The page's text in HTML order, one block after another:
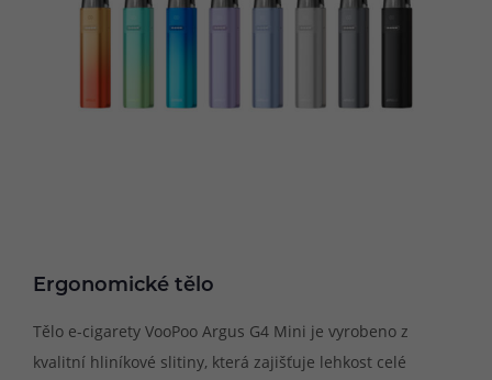
Ergonomické tělo
Tělo e-cigarety VooPoo Argus G4 Mini je vyrobeno z
kvalitní hliníkové slitiny, která zajišťuje lehkost celé